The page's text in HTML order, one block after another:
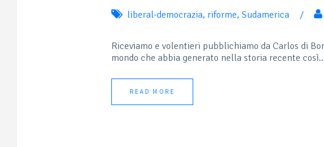
liberal-democrazia, riforme, Sudamerica /
Riceviamo e volentieri pubblichiamo da Carlos di
mondo che abbia generato nella storia recente
READ MORE